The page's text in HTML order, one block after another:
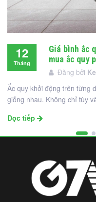
12
Tháng
Giá bình ắc
mua ắc quy
Đăng bởi
Ắc quy khởi động trên từng
giống nhau. Không chỉ tùy
Đọc tiếp